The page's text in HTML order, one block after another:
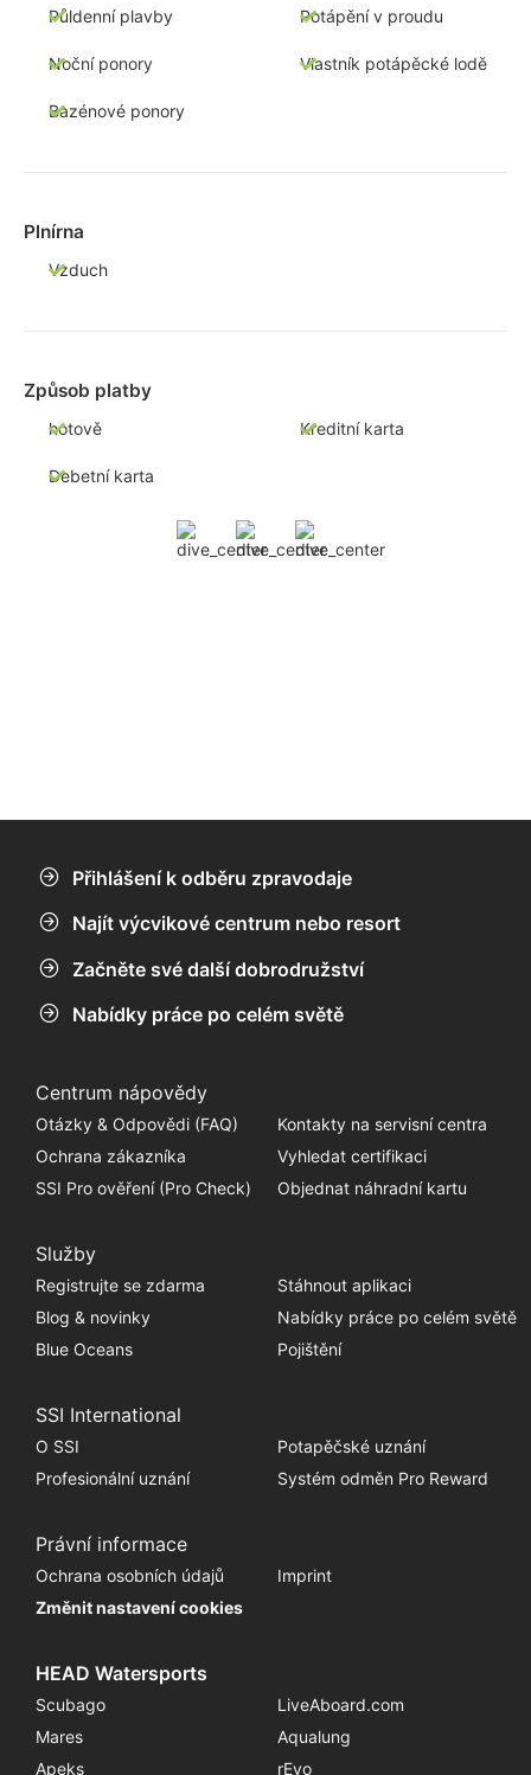
Půldenní plavby Potápění v proudu
Noční ponory Vlastník potápěcké lodě
Bazénové ponory
Plnírna
Vzduch
Způsob platby
hotově Kreditní karta
Debetní karta
Přihlášení k odběru zpravodaje
Najít výcvikové centrum nebo resort
Začněte své další dobrodružství
Nabídky práce po celém světě
Centrum nápovědy
Otázky & Odpovědi (FAQ)
Kontakty na servisní centra
Ochrana zákazníka
Vyhledat certifikaci
SSI Pro ověření (Pro Check)
Objednat náhradní kartu
Služby
Registrujte se zdarma
Stáhnout aplikaci
Blog & novinky
Nabídky práce po celém světě
Blue Oceans
Pojištění
SSI International
O SSI
Potapěčské uznání
Profesionální uznání
Systém odměn Pro Reward
Právní informace
Ochrana osobních údajů
Imprint
Změnit nastavení cookies
HEAD Watersports
Scubago
LiveAboard.com
Mares
Aqualung
Apeks
rEvo